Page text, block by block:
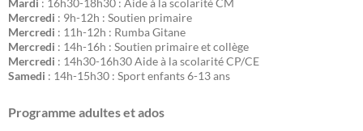
Mardi : 16h30-18h30 : Aide à la scolarité CM
Mercredi : 9h-12h : Soutien primaire
Mercredi : 11h-12h : Rumba Gitane
Mercredi : 14h-16h : Soutien primaire et collège
Mercredi : 14h30-16h30 Aide à la scolarité CP/CE
Samedi : 14h-15h30 : Sport enfants 6-13 ans
Programme adultes et ados